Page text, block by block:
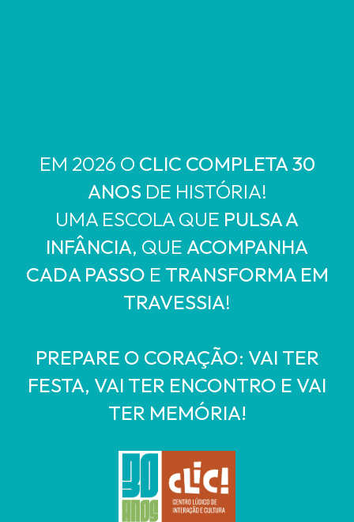
EM 2026 O CLIC COMPLETA 30
ANOS DE HISTÓRIA!
UMA ESCOLA QUE PULSA A
INFÂNCIA, QUEACOMPANHA
CADA PASSO E TRANSFORMA EM
TRAVESSIA!
PREPARE O CORAÇÃO: VAI TER
FESTA, VAI TER ENCONTRO E VAI
TER MEMÓRIA!